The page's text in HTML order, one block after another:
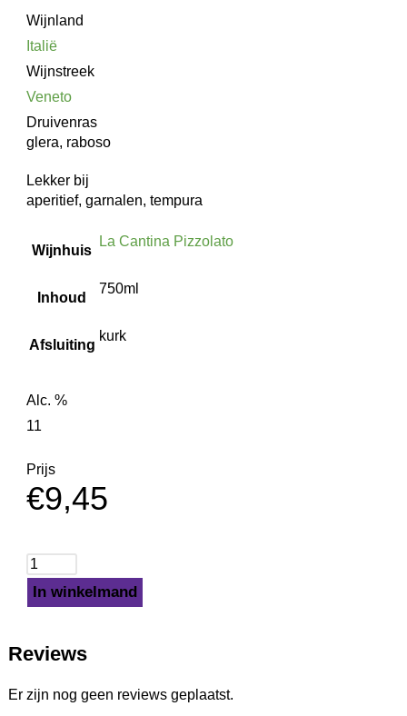
Wijnland
Italië
Wijnstreek
Veneto
Druivenras
glera, raboso
Lekker bij
aperitief, garnalen, tempura
Wijnhuis
La Cantina Pizzolato
Inhoud
750ml
Afsluiting
kurk
Alc. %
11
Prijs
€9,45
In winkelmand
Reviews
Er zijn nog geen reviews geplaatst.